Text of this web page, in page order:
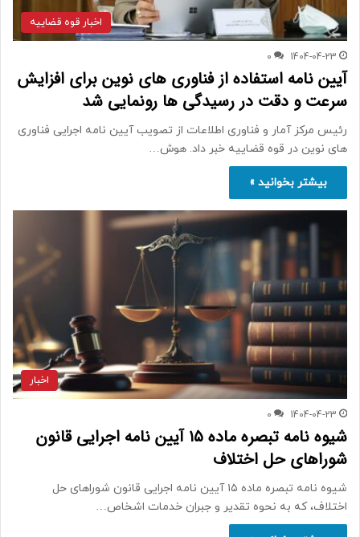
اخبار قوه قضاییه
1404-04-23
0
آیین نامه استفاده از فناوری های نوین برای افزایش
سرعت و دقت در رسیدگی ها رونمایی شد
رئیس مرکز آمار و فناوری اطلاعات از تصویب آیین نامه اجرایی فناوری
های نوین در قوه قضاییه خبر داد. هوش…
بیشتر بخوانید »
اخبار
1404-04-23
0
شیوه نامه تبصره ماده ۱۵ آیین نامه اجرایی قانون
شوراهای حل اختلاف
شیوه نامه تبصره ماده ۱۵ آیین نامه اجرایی قانون شوراهای حل
اختلاف، که به نحوه تقدیر و جبران خدمات اشخاص…